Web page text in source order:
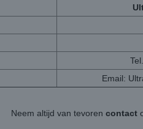
Email:
Neem altijd van tevoren contact